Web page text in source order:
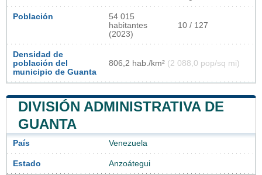
Población
54 015
habitantes
(2023)
10 / 127
Densidad de
población del
municipio de Guanta
806,2 hab./km² (2 088,0 pop/sq mi)
DIVISIÓN ADMINISTRATIVA DE
GUANTA
País Venezuela
Estado Anzoátegui